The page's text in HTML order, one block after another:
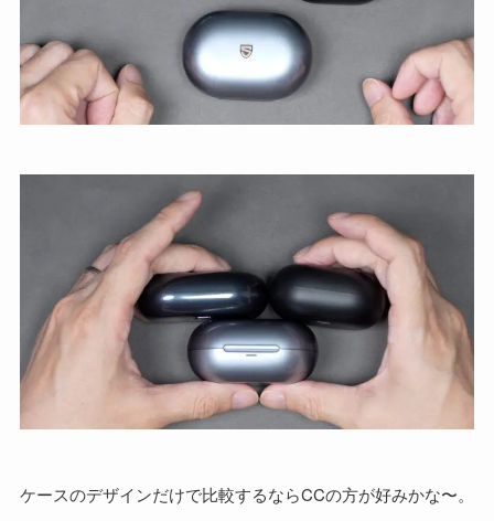
ケースのデザインだけで比較するならCCの方が好みかな〜。